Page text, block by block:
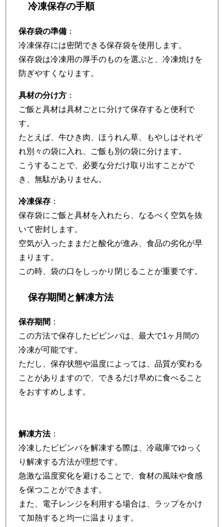
冷凍保存の手順
保存袋の準備 ：
冷凍保存には密閉できる保存袋を使用します。
保存袋は冷凍用の厚手のものを選ぶと、冷凍焼けを
防ぎやすくなります。
具材の分け方 ：
ご飯と具材は具材ごとに分けて保存すると便利で
す。
たとえば、牛ひき肉、ほうれん草、もやしはそれぞ
れ別々の袋に入れ、ご飯も別の袋に分けます。
こうすることで、必要な分だけ取り出すことがで
き、無駄がありません。
冷凍保存 ：
保存袋にご飯と具材を入れたら、なるべく空気を抜
いて密封します。
空気が入ったままだと酸化が進み、食品の劣化が早
まります。
この時、袋の口をしっかり閉じることが重要です。
保存期間と解凍方法
保存期間 ：
この方法で保存したビビンバは、最大で1ヶ月間の
冷凍が可能です。
ただし、保存状態や温度によっては、品質が変わる
ことがありますので、できるだけ早めに食べること
をおすすめします。
解凍方法：
冷凍したビビンバを解凍する際は、冷蔵庫でゆっく
り解凍する方法が理想です。
急激な温度変化を避けることで、食材の風味や食感
を保つことができます。
また、電子レンジを利用する場合は、ラップをかけ
て加熱すると均一に温まります。